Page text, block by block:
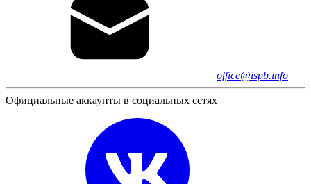
office@ispb.info
Официальные аккаунты в социальных сетях